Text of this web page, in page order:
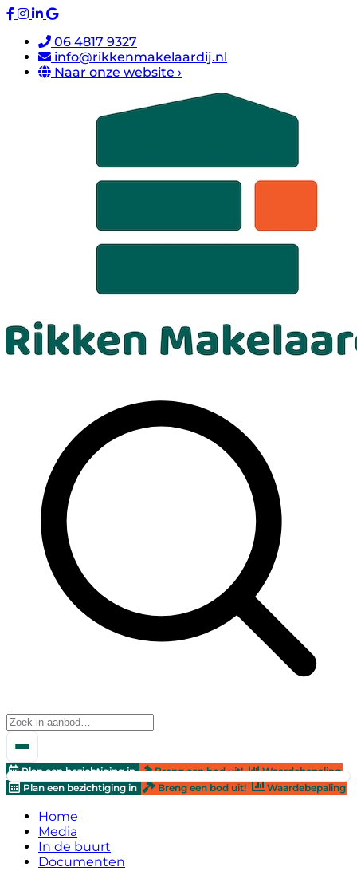
06 4817 9327
info@rikkenmakelaardij.nl
Naar onze website ›
Plan een bezichtiging in Breng een bod uit!
Waardebepaling
Plan een bezichtiging in
Breng een bod uit! Waardebepaling
Home
Media
In de buurt
Documenten